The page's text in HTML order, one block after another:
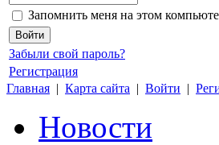
Запомнить меня на этом
Забыли свой пароль?
Регистрация
Главная | Карта сайта | Войти |
Новости